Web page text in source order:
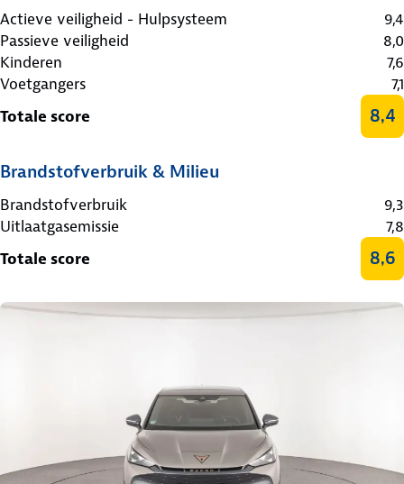
Actieve veiligheid - Hulpsysteem
9,4
Passieve veiligheid
8,0
Kinderen
7,6
Voetgangers
7,1
Totale score
8,4
Brandstofverbruik & Milieu
Brandstofverbruik
9,3
Uitlaatgasemissie
7,8
Totale score
8,6